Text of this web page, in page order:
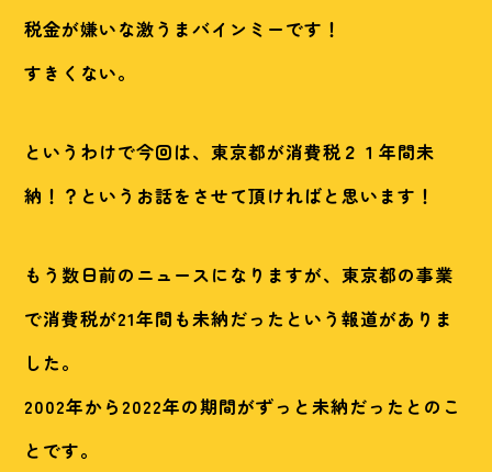
税金が嫌いな激うまバインミーです！
すきくない。
というわけで今回は、東京都が消費税２１年間未
納！？というお話をさせて頂ければと思います！
もう数日前のニュースになりますが、東京都の事業
で消費税が21年間も未納だったという報道がありま
した。
2002年から2022年の期間がずっと未納だったとのこ
とです。